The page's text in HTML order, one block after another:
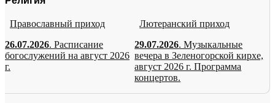
Православный приход
26.07.2026. Расписание
богослужений на август 2026
г.
Лютеранский приход
29.07.2026. Музыкальные
вечера в Зеленогорской кирхе,
август 2026 г. Программа
концертов.